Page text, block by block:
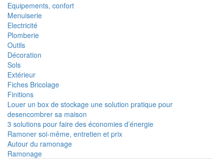
Equipements, confort
Menuiserie
Electricité
Plomberie
Outils
Décoration
Sols
Extérieur
Fiches Bricolage
Finitions
Louer un box de stockage une solution pratique pour
desencombrer sa maison
3 solutions pour faire des économies d’énergie
Ramoner soi-même, entretien et prix
Autour du ramonage
Ramonage